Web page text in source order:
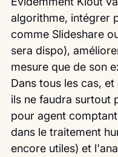
algorithme, intégrer
comme Slideshare
sera dispo),
mesure que de son
Dans tous les cas,
ils ne faudra surtout
pour agent
dans le traitement
encore utiles) et